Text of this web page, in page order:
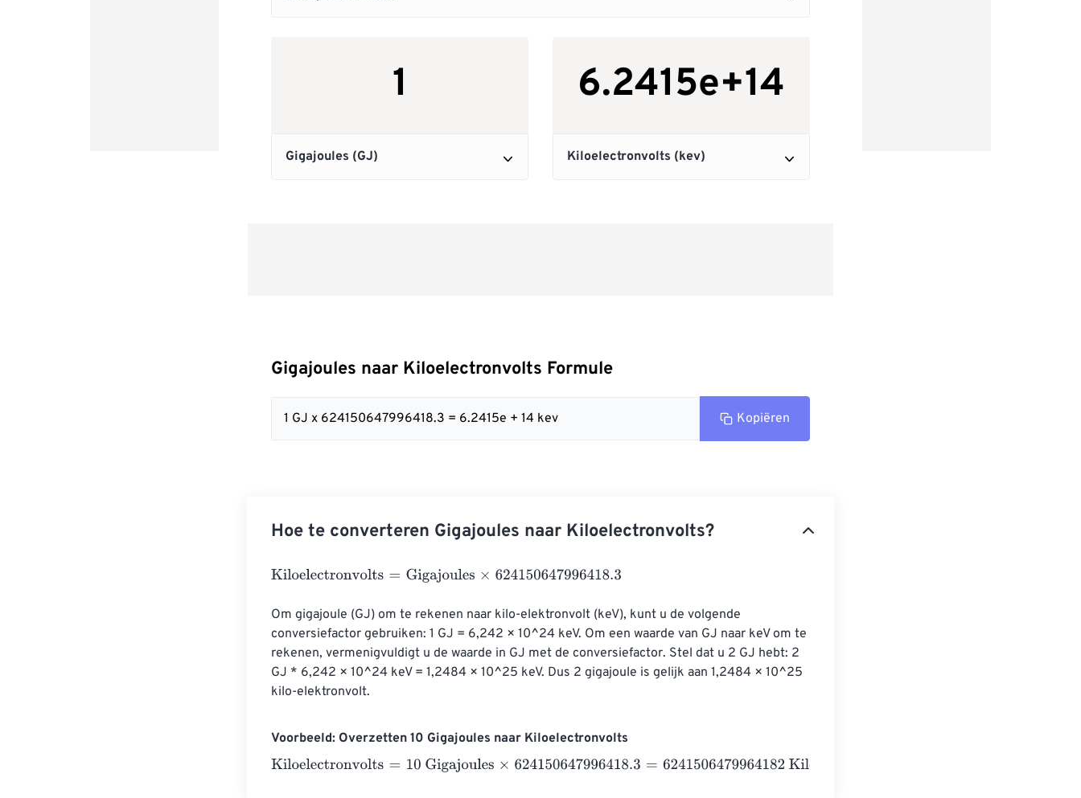
Gigajoules naar Kiloelectronvolts Formule
1 GJ x 624150647996418.3 = 6.2415e + 14 kev Kopiëren
Hoe te converteren Gigajoules naar Kiloelectronvolts?
Kiloelectronvolts=Gigajoules×624150647996418.3
Om gigajoule (GJ) om te rekenen naar kilo-elektronvolt (keV), kunt u de volgende
conversiefactor gebruiken: 1 GJ = 6,242 × 10^24 keV. Om een ​​waarde van GJ naar keV om te
rekenen, vermenigvuldigt u de waarde in GJ met de conversiefactor. Stel dat u 2 GJ hebt: 2
GJ * 6,242 × 10^24 keV = 1,2484 × 10^25 keV. Dus 2 gigajoule is gelijk aan 1,2484 × 10^25
kilo-elektronvolt.
Voorbeeld: Overzetten 10 Gigajoules naar Kiloelectronvolts
Kiloelectronvolts=10 Gigajoules×624150647996418.3=6241506479964182 Kiloelectronvolts